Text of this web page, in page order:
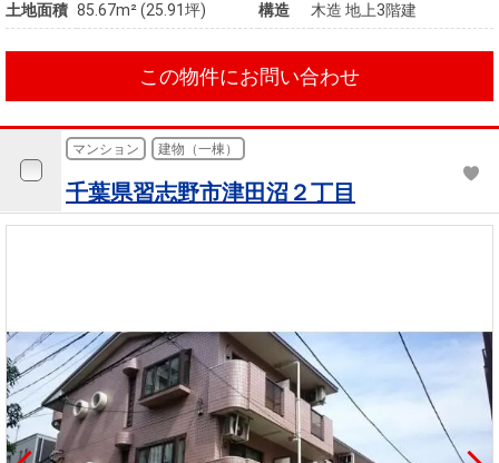
土地面積 85.67m² (25.91坪) 構造 木造 地上3階建
この物件にお問い合わせ
マンション 建物（一棟）
千葉県習志野市津田沼２丁目